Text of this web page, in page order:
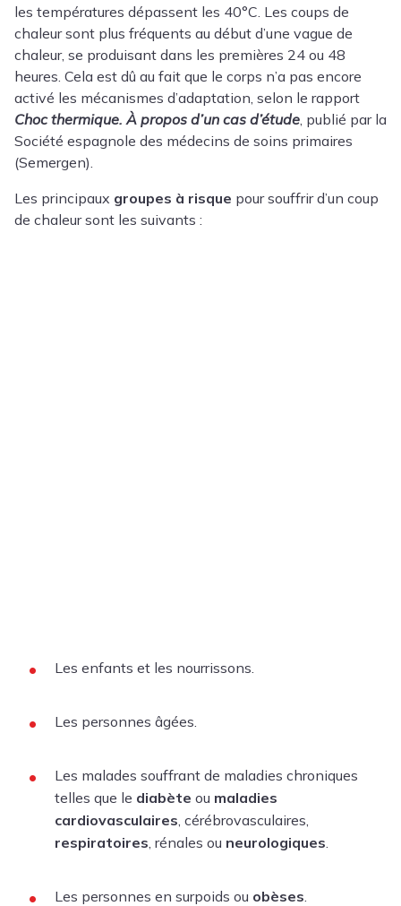
les températures dépassent les 40°C. Les coups de
chaleur sont plus fréquents au début d’une vague de
chaleur, se produisant dans les premières 24 ou 48
heures. Cela est dû au fait que le corps n’a pas encore
activé les mécanismes d’adaptation, selon le rapport
Choc thermique. À propos d’un cas d’étude, publié par la
Société espagnole des médecins de soins primaires
(Semergen).
Les principaux groupes à risque pour souffrir d’un coup
de chaleur sont les suivants :
Les enfants et les nourrissons.
Les personnes âgées.
Les malades souffrant de maladies chroniques
telles que le diabète ou maladies
cardiovasculaires, cérébrovasculaires,
respiratoires, rénales ou neurologiques.
Les personnes en surpoids ou obèses.